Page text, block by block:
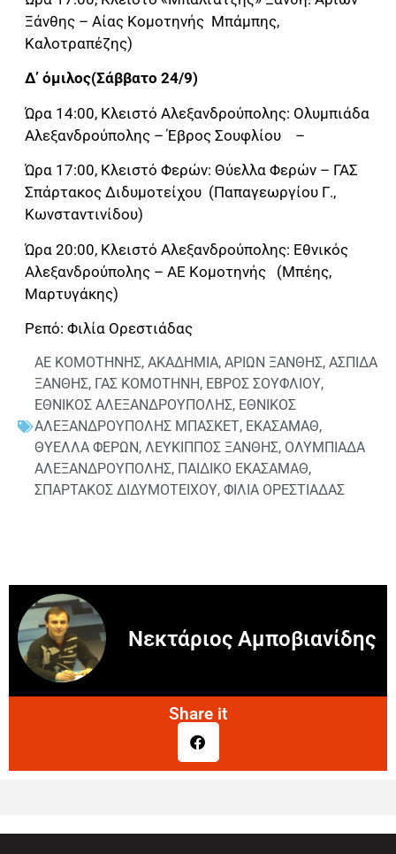
Ξάνθης – Αίας Κομοτηνής Μπάμπης,
Καλοτραπέζης)
Δ’ όμιλος(Σάββατο 24/9)
Ώρα 14:00, Κλειστό Αλεξανδρούπολης: Ολυμπιάδα
Αλεξανδρούπολης – Έβρος Σουφλίου –
Ώρα 17:00, Κλειστό Φερών: Θύελλα Φερών – ΓΑΣ
Σπάρτακος Διδυμοτείχου (Παπαγεωργίου Γ.,
Κωνσταντινίδου)
Ώρα 20:00, Κλειστό Αλεξανδρούπολης: Εθνικός
Αλεξανδρούπολης – ΑΕ Κομοτηνής (Μπέης,
Μαρτυγάκης)
Ρεπό: Φιλία Ορεστιάδας
ΑΕ ΚΟΜΟΤΗΝΗΣ, ΑΚΑΔΗΜΙΑ, ΑΡΙΩΝ ΞΑΝΘΗΣ, ΑΣΠΙΔΑ
ΞΑΝΘΗΣ, ΓΑΣ ΚΟΜΟΤΗΝΗ, ΕΒΡΟΣ ΣΟΥΦΛΙΟΥ,
ΕΘΝΙΚΟΣ ΑΛΕΞΑΝΔΡΟΥΠΟΛΗΣ, ΕΘΝΙΚΟΣ
ΑΛΕΞΑΝΔΡΟΥΠΟΛΗΣ ΜΠΑΣΚΕΤ, ΕΚΑΣΑΜΑΘ,
ΘΥΕΛΛΑ ΦΕΡΩΝ, ΛΕΥΚΙΠΠΟΣ ΞΑΝΘΗΣ, ΟΛΥΜΠΙΑΔΑ
ΑΛΕΞΑΝΔΡΟΥΠΟΛΗΣ, ΠΑΙΔΙΚΟ ΕΚΑΣΑΜΑΘ,
ΣΠΑΡΤΑΚΟΣ ΔΙΔΥΜΟΤΕΙΧΟΥ, ΦΙΛΙΑ ΟΡΕΣΤΙΑΔΑΣ
Νεκτάριος Αμποβιανίδης
Share it